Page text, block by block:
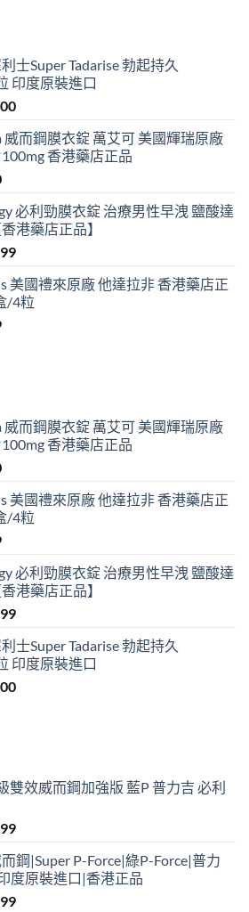
士Super Tadarise 勃起持久
印度原裝進口
Price
$489
through
威而鋼膜衣錠 萬艾可 美國輝瑞原廠
香港藥店正品
Current
is:
$450.
必利勁膜衣錠 治療男性早洩 鹽酸達
港藥店正品】
Price
$799
through
美國禮來原廠 他達拉非 香港藥店正
/4粒
Current
威而鋼膜衣錠 萬艾可 美國輝瑞原廠
香港藥店正品
Current
is:
$450.
美國禮來原廠 他達拉非 香港藥店正
/4粒
Current
is:
$369.
必利勁膜衣錠 治療男性早洩 鹽酸達
港藥店正品】
Price
$799
through
$2099
士Super Tadarise 勃起持久
印度原裝進口
Price
雙效威而鋼加強版 藍P 普力吉 必利
Price
$399
through
$2199
鋼|Super P-Force|綠P-Force|普力
度原裝進口|香港正品
Price